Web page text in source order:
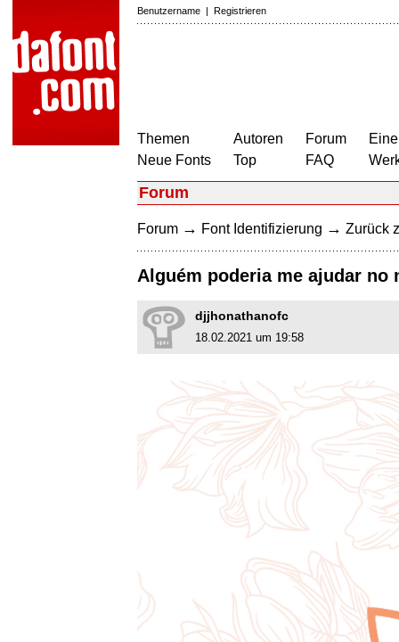
Benutzername | Registrieren
Themen
Neue Fonts
Autoren
Top
Forum
FAQ
Forum
Forum → Font Identifizierung → Zurück
Alguém poderia me ajudar no
djjhonathanofc
18.02.2021 um 19:58